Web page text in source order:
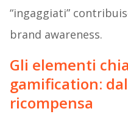
“ingaggiati”
brand awareness.
Gli elementi
gamification:
ricompensa